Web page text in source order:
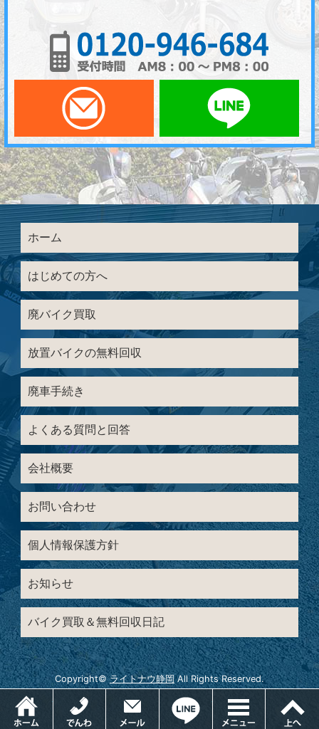
メールでお問い合わせ
ホーム
はじめての方へ
廃バイク買取
放置バイクの無料回収
廃車手続き
よくある質問と回答
会社概要
お問い合わせ
個人情報保護方針
お知らせ
バイク買取＆無料回収日記
Copyright©ライトナウ静岡All Rights Reserved.
ホーム 電話 メールでお問い合わせLINEでお問い合わせ
メニュー